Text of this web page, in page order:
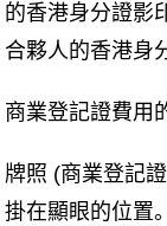
的香港身分證影
合夥人的香港身
商業登記證費用
牌照 (商業登記
掛在顯眼的位置。